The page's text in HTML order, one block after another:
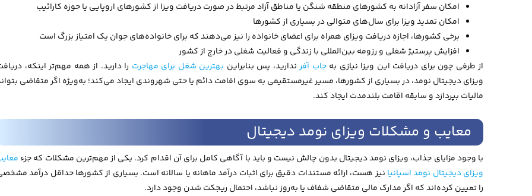
امکان سفر آزادانه به کشورهای منطقه شنگن یا مناطق آزاد مرتبط در صورت دریافت ویزا از کشورهای اروپایی یا حوزه کارائیب
امکان تمدید ویزا برای سال‌های متوالی در بسیاری از کشورها
برخی کشورها، اجازه دریافت ویزای همراه برای اعضای خانواده را نیز می‌دهند که برای خانواده‌های جوان یک امتیاز بزرگ است
افزایش پرستیژ شغلی و رزومه بین‌المللی با زندگی و فعالیت شغلی در خارج از کشور
از طرفی چون برای دریافت این ویزا نیازی بهجاب آفر ندارید، پس بنابراین بهترین شغل برای مهاجرت را دارید. از همه مهم‌تر اینکه،
ویزای دیجیتال نومد، در بسیاری از کشورها، مسیر غیرمستقیمی به سوی اقامت دائم یا حتی شهروندی ایجاد می‌کند؛ به‌ویژه اگر متقاضی
مالیات بپردازد و سابقه اقامت بلندمدت ایجاد کند.
معایب و مشکلات ویزای نومد دیجیتال
با وجود مزایای جذاب، ویزای نومد دیجیتال بدون چالش نیست و باید با آگاهی کامل برای آن اقدام کرد. یکی از مهم‌ترین مشکلات که جزء
ویزای دیجیتال نومد اسپانیا نیز هست، ارائه مستندات دقیق برای اثبات درآمد ماهانه یا سالانه است. بسیاری از کشورها حداقل درآمد
را تعیین کرده‌اند که اگر مدارک مالی متقاضی شفاف یا به‌روز نباشد، احتمال ریجکت شدن وجود دارد.